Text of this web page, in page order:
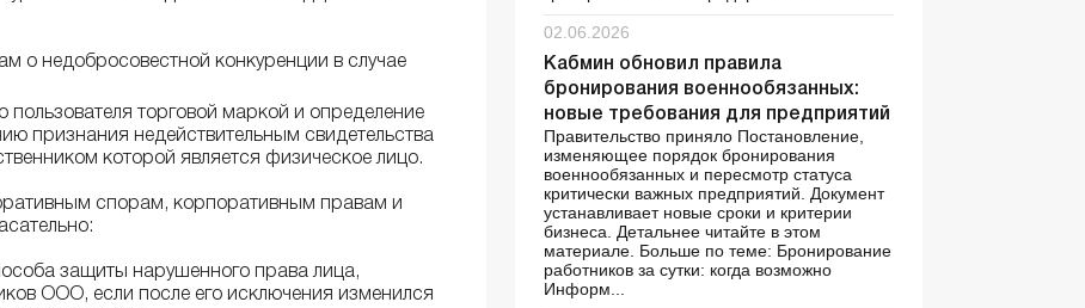
о недобросовестной конкуренции в случае
торговой маркой и определение
признания недействительным свидетельства
которой является физическое лицо.
спорам, корпоративным правам и
защиты нарушенного права лица,
ООО, если после его исключения изменился
02.06.2026
Кабмин обновил правила
бронирования военнообязанных:
новые требования для предприятий
Правительство приняло Постановление,
изменяющее порядок бронирования
военнообязанных и пересмотр статуса
критически важных предприятий. Документ
устанавливает новые сроки и критерии
бизнеса. Детальнее читайте в этом
материале. Больше по теме: Бронирование
работников за сутки: когда возможно
Информ...